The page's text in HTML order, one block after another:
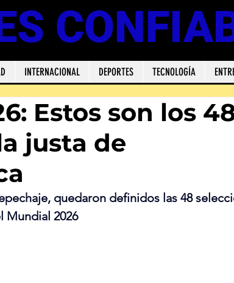
INTERNACIONAL DEPORTES TECNOLOGÍA
Estos son los
justa de
quedaron definidos las 48
Mundial 2026